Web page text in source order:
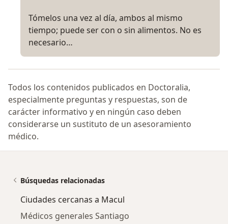
Tómelos una vez al día, ambos al mismo
tiempo; puede ser con o sin alimentos. No es
necesario…
Todos los contenidos publicados en Doctoralia,
especialmente preguntas y respuestas, son de
carácter informativo y en ningún caso deben
considerarse un sustituto de un asesoramiento
médico.
Búsquedas relacionadas
Ciudades cercanas a Macul
Médicos generales Santiago